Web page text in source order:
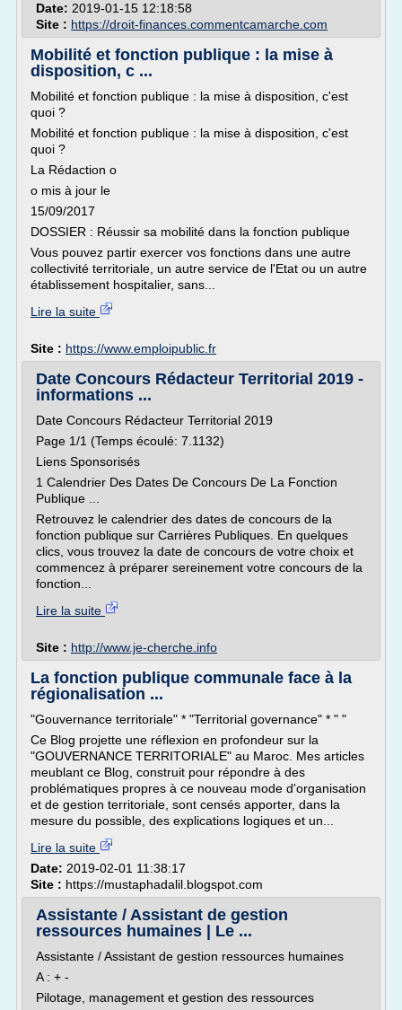
Date: 2019-01-15 12:18:58
Site : https://droit-finances.commentcamarche.com
Mobilité et fonction publique : la mise à
disposition, c ...
Mobilité et fonction publique : la mise à disposition, c'est
quoi ?
Mobilité et fonction publique : la mise à disposition, c'est
quoi ?
La Rédaction o
o mis à jour le
15/09/2017
DOSSIER : Réussir sa mobilité dans la fonction publique
Vous pouvez partir exercer vos fonctions dans une autre
collectivité territoriale, un autre service de l'Etat ou un autre
établissement hospitalier, sans...
Lire la suite
Site : https://www.emploipublic.fr
Date Concours Rédacteur Territorial 2019 -
informations ...
Date Concours Rédacteur Territorial 2019
Page 1/1 (Temps écoulé: 7.1132)
Liens Sponsorisés
1 Calendrier Des Dates De Concours De La Fonction
Publique ...
Retrouvez le calendrier des dates de concours de la
fonction publique sur Carrières Publiques. En quelques
clics, vous trouvez la date de concours de votre choix et
commencez à préparer sereinement votre concours de la
fonction...
Lire la suite
Site : http://www.je-cherche.info
La fonction publique communale face à la
régionalisation ...
"Gouvernance territoriale" * "Territorial governance" * " "
Ce Blog projette une réflexion en profondeur sur la
"GOUVERNANCE TERRITORIALE" au Maroc. Mes articles
meublant ce Blog, construit pour répondre à des
problématiques propres à ce nouveau mode d'organisation
et de gestion territoriale, sont censés apporter, dans la
mesure du possible, des explications logiques et un...
Lire la suite
Date: 2019-02-01 11:38:17
Site : https://mustaphadalil.blogspot.com
Assistante / Assistant de gestion
ressources humaines | Le ...
Assistante / Assistant de gestion ressources humaines
A : + -
Pilotage, management et gestion des ressources